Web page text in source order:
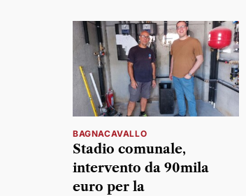
BAGNACAVALLO
Stadio comunale,
intervento da 90mila
euro per la